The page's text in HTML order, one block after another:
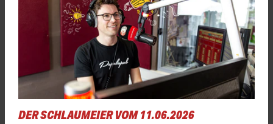
DER SCHLAUMEIER VOM 11.06.2026